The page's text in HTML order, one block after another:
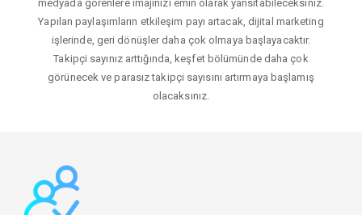
medyada görenlere imajınızı emin olarak yansıtabileceksiniz.
Yapılan paylaşımların etkileşim payı artacak, dijital marketing
işlerinde, geri dönüşler daha çok olmaya başlayacaktır.
Takipçi sayınız arttığında, keşfet bölümünde daha çok
görünecek ve parasız takipçi sayısını artırmaya başlamış
olacaksınız.